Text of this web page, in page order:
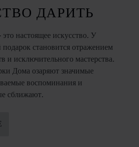
ДАРИТЬ
это настоящее искусство. У
становится отражением
и исключительного мастерства.
Дома озаряют значимые
воспоминания и
сближают.